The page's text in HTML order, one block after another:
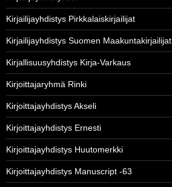
Kirjailijayhdistys Pirkkalaiskirjailijat
Kirjailijayhdistys Suomen Maakuntakirjailijat
Kirjallisuusyhdistys Kirja-Varkaus
Kirjoittajaryhmä Rinki
Kirjoittajayhdistys Akseli
Kirjoittajayhdistys Ernesti
Kirjoittajayhdistys Huutomerkki
Kirjoittajayhdistys Manuscript -63